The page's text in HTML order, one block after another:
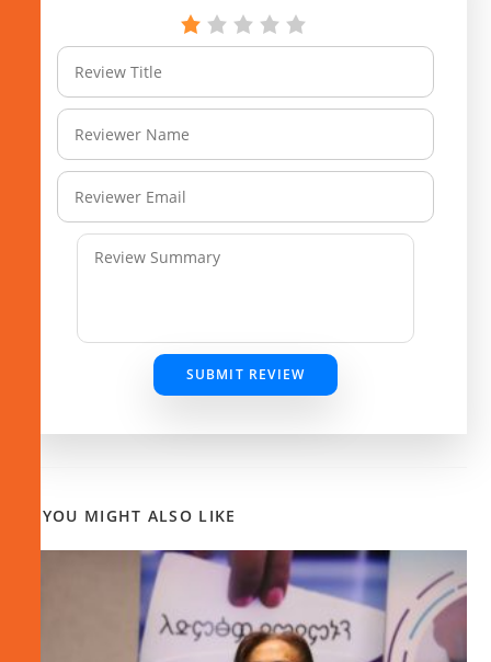
SUBMIT REVIEW
YOU MIGHT ALSO LIKE